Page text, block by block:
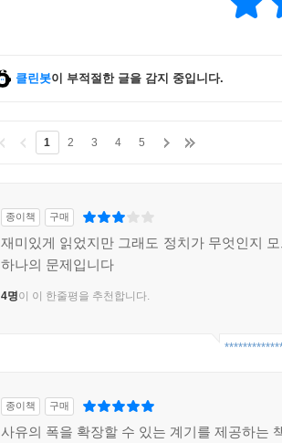
클린봇이 부적절한 글을 감지 중입니다.
1 2 3 4 5
종이책 구매
재미있게 읽었지만 그래도 정치가 무엇인지
하나의 문제입니다
4명이 이 한줄평을 추천합니다.
종이책 구매
사유의 폭을 확장할 수 있는 계기를 제공하는